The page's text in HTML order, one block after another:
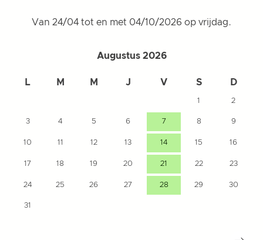
Van 24/04 tot en met 04/10/2026 op vrijdag.
Augustus 2026
L M M J V S D
1 2
3 4 5 6 7 8 9
10 11 12 13 14 15 16
17 18 19 20 21 22 23
24 25 26 27 28 29 30
31